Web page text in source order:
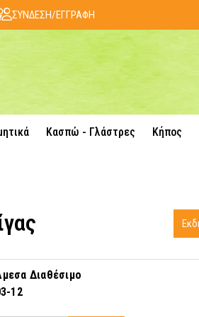
ΣΥΝΔΕΣΗ/ΕΓΓΡΑΦΗ
Κασπώ - Γλάστρες Κήπος
Διαθέσιμο
12